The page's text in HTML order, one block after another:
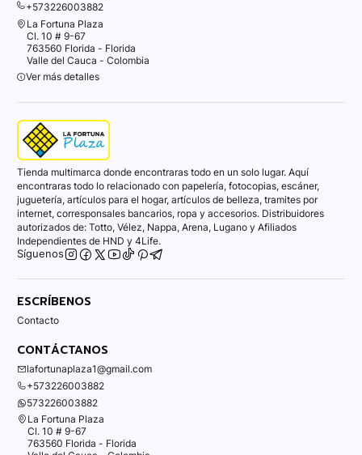
+573226003882
La Fortuna Plaza
Cl. 10 # 9-67
763560 Florida - Florida
Valle del Cauca - Colombia
Ver más detalles
Tienda multimarca donde encontraras todo en un solo lugar. Aquí
encontraras todo lo relacionado con papelería, fotocopias, escáner,
juguetería, artículos para el hogar, artículos de belleza, tramites por
internet, corresponsales bancarios, ropa y accesorios. Distribuidores
autorizados de: Totto, Vélez, Nappa, Arena, Lugano y Afiliados
Independientes de HND y 4Life.
Síguenos
ESCRÍBENOS
Contacto
CONTÁCTANOS
lafortunaplaza1@gmail.com
+573226003882
573226003882
La Fortuna Plaza
Cl. 10 # 9-67
763560 Florida - Florida